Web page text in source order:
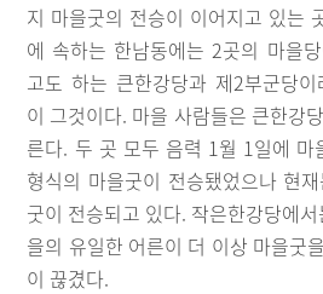
지 마을굿의 전승이 이어지고 있는
에 속하는 한남동에는 2곳의 마을
고도 하는 큰한강당과 제2부군당
이 그것이다. 마을 사람들은 큰한강
른다. 두 곳 모두 음력 1월 1일에 마
형식의 마을굿이 전승됐었으나 현
굿이 전승되고 있다. 작은한강당에
을의 유일한 어른이 더 이상 마을굿
이 끊겼다.